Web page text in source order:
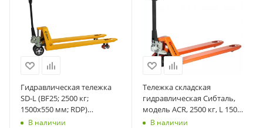
Гидравлическая тележка
SD-L (BF25; 2500 кг;
1500х550 мм; RDP)
СМАРТЛИФТ (SMARTLIFT)
В наличии
Тележка складская
гидравлическая Сибталь,
модель ACR, 2500 кг, L 1500
ммВ наличии